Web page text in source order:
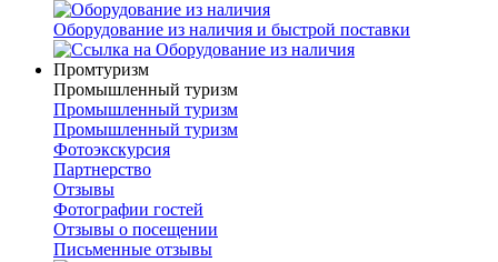
Оборудование из наличия и быстрой поставки
Промтуризм
Промышленный туризм
Промышленный туризм
Промышленный туризм
Фотоэкскурсия
Партнерство
Отзывы
Фотографии гостей
Отзывы о посещении
Письменные отзывы